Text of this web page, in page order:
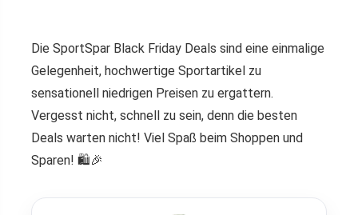
Die SportSpar Black Friday Deals sind eine einmalige
Gelegenheit, hochwertige Sportartikel zu
sensationell niedrigen Preisen zu ergattern.
Vergesst nicht, schnell zu sein, denn die besten
Deals warten nicht! Viel Spaß beim Shoppen und
Sparen! 🛍️🎉